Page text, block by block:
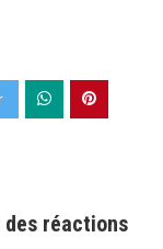
réactions